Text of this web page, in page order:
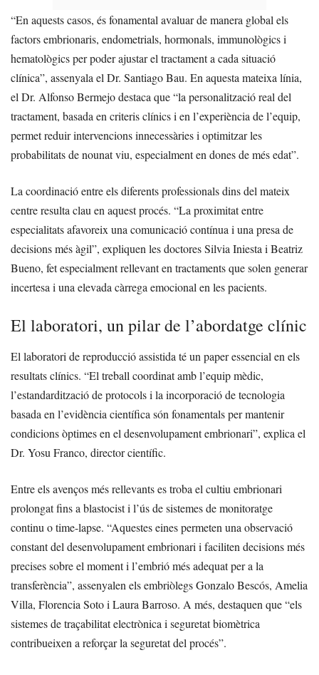
“En aquests casos, és fonamental avaluar de manera global els
factors embrionaris, endometrials, hormonals, immunològics i
hematològics per poder ajustar el tractament a cada situació
clínica”, assenyala el Dr. Santiago Bau. En aquesta mateixa línia,
el Dr. Alfonso Bermejo destaca que “la personalització real del
tractament, basada en criteris clínics i en l’experiència de l’equip,
permet reduir intervencions innecessàries i optimitzar les
probabilitats de nounat viu, especialment en dones de més edat”.
La coordinació entre els diferents professionals dins del mateix
centre resulta clau en aquest procés. “La proximitat entre
especialitats afavoreix una comunicació contínua i una presa de
decisions més àgil”, expliquen les doctores Silvia Iniesta i Beatriz
Bueno, fet especialment rellevant en tractaments que solen generar
incertesa i una elevada càrrega emocional en les pacients.
El laboratori, un pilar de l’abordatge clínic
El laboratori de reproducció assistida té un paper essencial en els
resultats clínics. “El treball coordinat amb l’equip mèdic,
l’estandardització de protocols i la incorporació de tecnologia
basada en l’evidència científica són fonamentals per mantenir
condicions òptimes en el desenvolupament embrionari”, explica el
Dr. Yosu Franco, director científic.
Entre els avenços més rellevants es troba el cultiu embrionari
prolongat fins a blastocist i l’ús de sistemes de monitoratge
continu o time-lapse. “Aquestes eines permeten una observació
constant del desenvolupament embrionari i faciliten decisions més
precises sobre el moment i l’embrió més adequat per a la
transferència”, assenyalen els embriòlegs Gonzalo Bescós, Amelia
Villa, Florencia Soto i Laura Barroso. A més, destaquen que “els
sistemes de traçabilitat electrònica i seguretat biomètrica
contribueixen a reforçar la seguretat del procés”.